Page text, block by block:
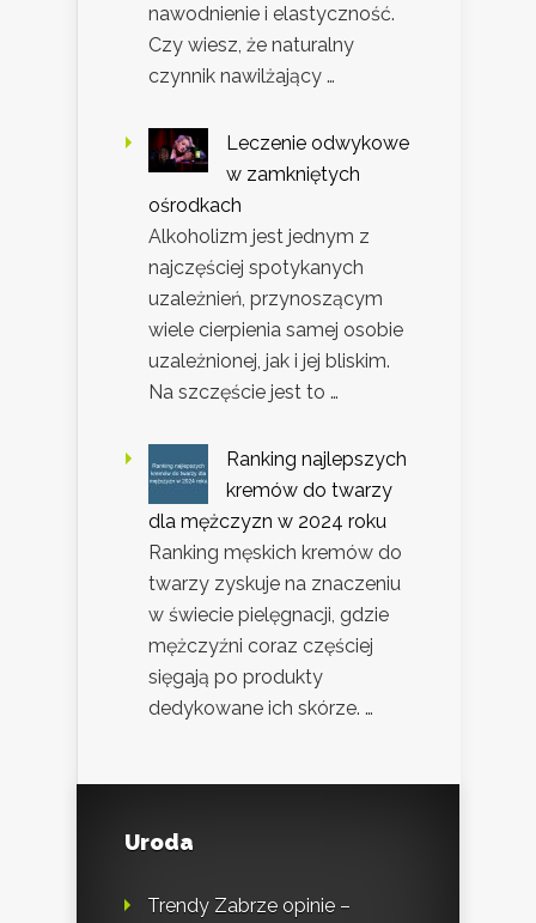
nawodnienie i elastyczność.
Czy wiesz, że naturalny
czynnik nawilżający …
Leczenie odwykowe
w zamkniętych
ośrodkach
Alkoholizm jest jednym z
najczęściej spotykanych
uzależnień, przynoszącym
wiele cierpienia samej osobie
uzależnionej, jak i jej bliskim.
Na szczęście jest to …
Ranking najlepszych
kremów do twarzy
dla mężczyzn w 2024 roku
Ranking męskich kremów do
twarzy zyskuje na znaczeniu
w świecie pielęgnacji, gdzie
mężczyźni coraz częściej
sięgają po produkty
dedykowane ich skórze. …
Uroda
Trendy Zabrze opinie –